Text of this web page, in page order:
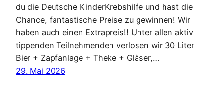
du die Deutsche KinderKrebshilfe und hast die
Chance, fantastische Preise zu gewinnen! Wir
haben auch einen Extrapreis!! Unter allen aktiv
tippenden Teilnehmenden verlosen wir 30 Liter
Bier + Zapfanlage + Theke + Gläser,…
29. Mai 2026